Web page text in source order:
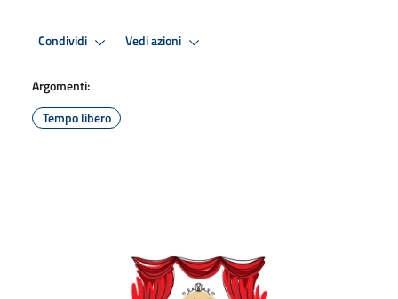
Condividi Vedi azioni
Argomenti:
Tempo libero